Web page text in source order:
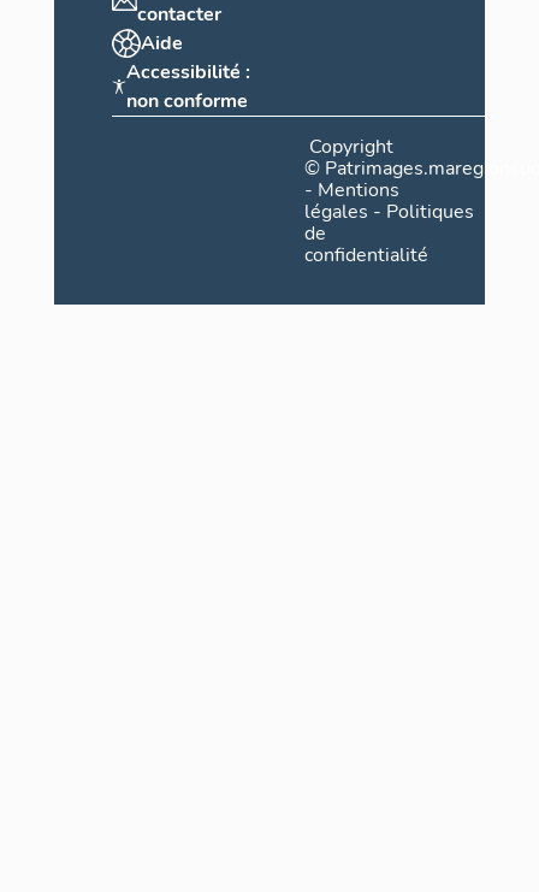
contacter
Aide
Accessibilité :
non conforme
Copyright
©
- Mentions
légales - Politiques
de
confidentialité